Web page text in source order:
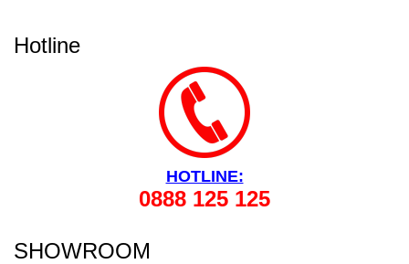
Hotline
HOTLINE:
0888 125 125
SHOWROOM